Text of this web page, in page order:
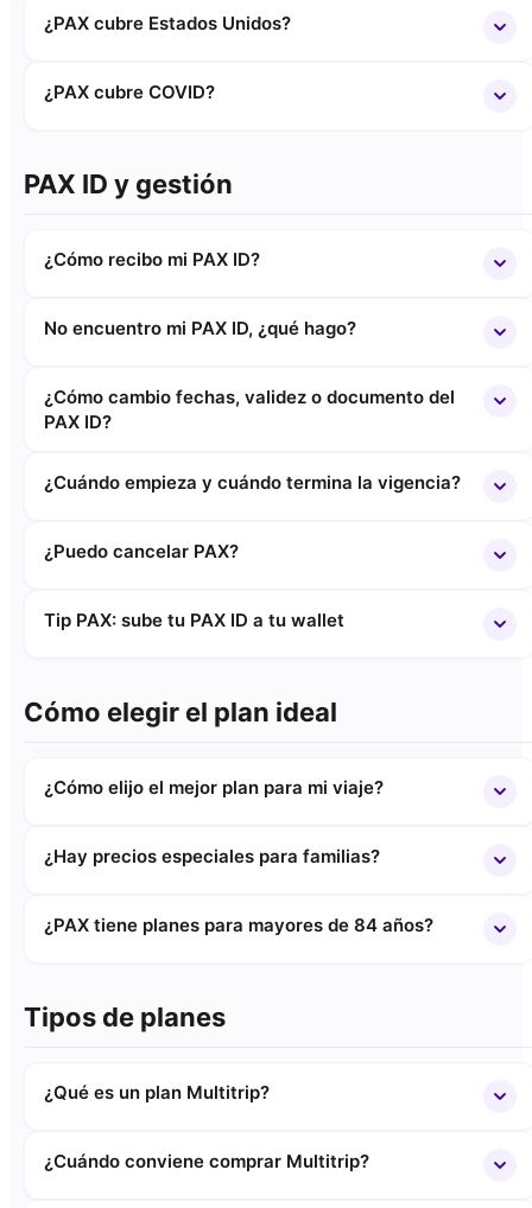
¿PAX cubre Estados Unidos?
¿PAX cubre COVID?
PAX ID y gestión
¿Cómo recibo mi PAX ID?
No encuentro mi PAX ID, ¿qué hago?
¿Cómo cambio fechas, validez o documento del
PAX ID?
¿Cuándo empieza y cuándo termina la vigencia?
¿Puedo cancelar PAX?
Tip PAX: sube tu PAX ID a tu wallet
Cómo elegir el plan ideal
¿Cómo elijo el mejor plan para mi viaje?
¿Hay precios especiales para familias?
¿PAX tiene planes para mayores de 84 años?
Tipos de planes
¿Qué es un plan Multitrip?
¿Cuándo conviene comprar Multitrip?